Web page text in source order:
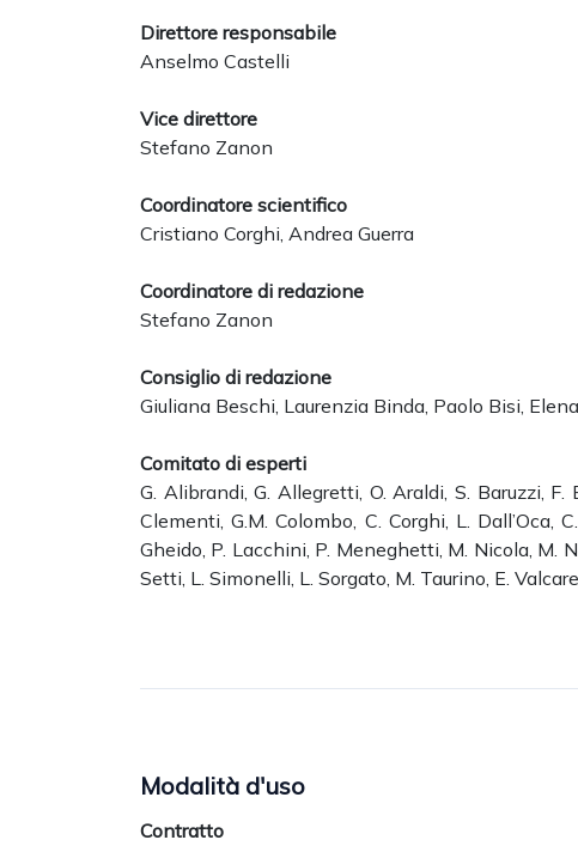
Direttore responsabile
Anselmo Castelli
Vice direttore
Stefano Zanon
Coordinatore scientifico
Cristiano Corghi, Andrea Guerra
Coordinatore di redazione
Stefano Zanon
Consiglio di redazione
Giuliana Beschi, Laurenzia Binda, Paolo Bisi,
Comitato di esperti
G. Alibrandi, G. Allegretti, O. Araldi, S. Baruzzi,
Clementi, G.M. Colombo, C. Corghi, L.
Gheido, P. Lacchini, P. Meneghetti, M. Nicola, M.
Setti, L. Simonelli, L. Sorgato, M. Taurino, E.
Modalità d'uso
Contratto